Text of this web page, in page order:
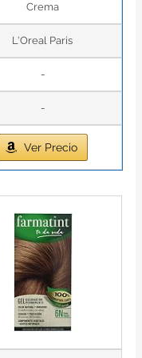
Crema
L'Oreal Paris
-
-
Ver Precio